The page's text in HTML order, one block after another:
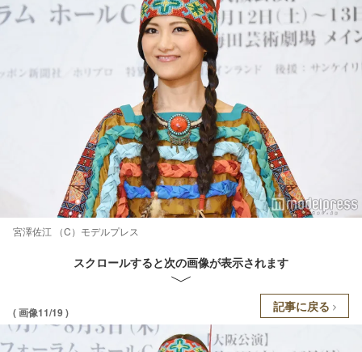
宮澤佐江 （C）モデルプレス
スクロールすると次の画像が表示されます
( 画像11/19 ) 記事に戻る